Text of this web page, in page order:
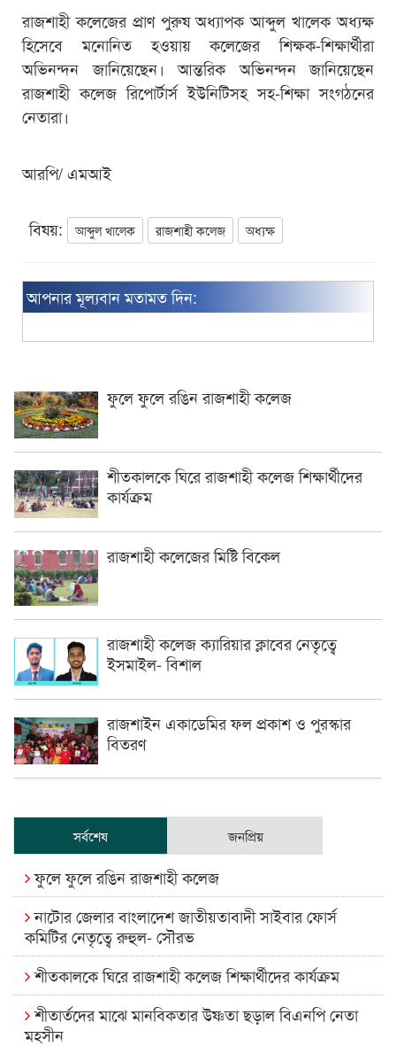
রাজশাহী কলেজের প্রাণ পুরুষ অধ্যাপক আব্দুল খালেক অধ্যক্ষ
হিসেবে মনোনিত হওয়ায় কলেজের শিক্ষক-শিক্ষার্থীরা
অভিনন্দন জানিয়েছেন। আন্তরিক অভিনন্দন জানিয়েছেন
রাজশাহী কলেজ রিপোর্টার্স ইউনিটিসহ সহ-শিক্ষা সংগঠনের
নেতারা।
আরপি/ এমআই
বিষয়: আব্দুল খালেক রাজশাহী কলেজ অধ্যক্ষ
আপনার মূল্যবান মতামত দিন:
ফুলে ফুলে রঙিন রাজশাহী কলেজ
শীতকালকে ঘিরে রাজশাহী কলেজ শিক্ষার্থীদের
কার্যক্রম
রাজশাহী কলেজের মিষ্টি বিকেল
রাজশাহী কলেজ ক্যারিয়ার ক্লাবের নেতৃত্বে
ইসমাইল- বিশাল
রাজশাইন একাডেমির ফল প্রকাশ ও পুরস্কার
বিতরণ
সর্বশেষ জনপ্রিয়
ফুলে ফুলে রঙিন রাজশাহী কলেজ
নাটোর জেলার বাংলাদেশ জাতীয়তাবাদী সাইবার ফোর্স
কমিটির নেতৃত্বে রুহুল- সৌরভ
শীতকালকে ঘিরে রাজশাহী কলেজ শিক্ষার্থীদের কার্যক্রম
শীতার্তদের মাঝে মানবিকতার উষ্ণতা ছড়াল বিএনপি নেতা
মহসীন